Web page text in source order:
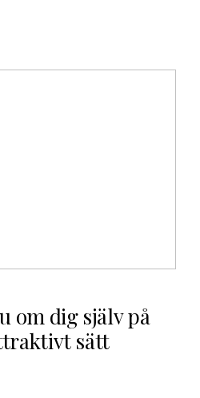
om dig själv på
sätt